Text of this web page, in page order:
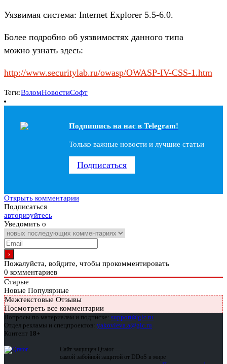
Уязвимая система: Internet Explorer 5.5-6.0.
Более подробно об уязвимостях данного типа
можно узнать здесь:
http://www.securitylab.ru/owasp/OWASP-IV-CSS-1.htm
Теги:ВзломНовостиСофт
Подпишись на наc в Telegram!
Только важные новости и лучшие статьи
Подписаться
Открыть комментарии
Подписаться
авторизуйтесь
Уведомить о
Пожалуйста, войдите, чтобы прокомментировать
0 комментариев
Старые
Новые Популярные
Межтекстовые Отзывы
Посмотреть все комментарии
Вопросы по материалам и подписке: support@glc.ru
Отдел рекламы и спецпроектов: yakovleva.a@glc.ru
Контент 18+
Сайт защищен Qrator —
самой забойной защитой от DDoS в мире